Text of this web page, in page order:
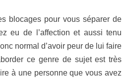
blocages pour vous séparer de
eu de l’affection et aussi tenu
normal d’avoir peur de lui faire
ce genre de sujet est très
à une personne que vous avez